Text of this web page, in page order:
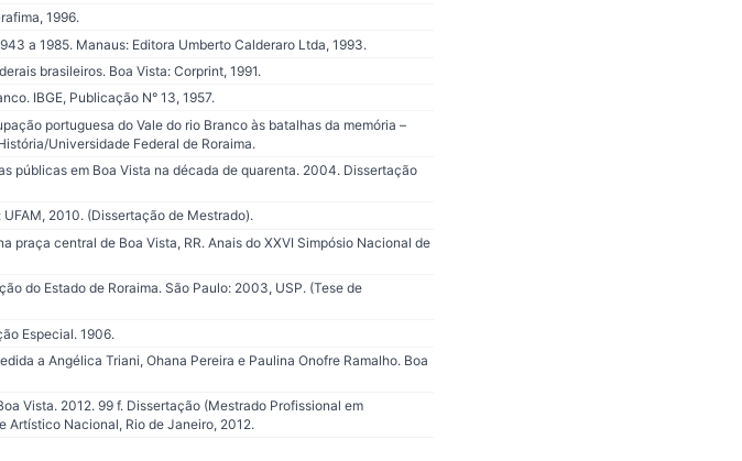
1996.
a 1985. Manaus: Editora Umberto Calderaro Ltda, 1993.
brasileiros. Boa Vista: Corprint, 1991.
IBGE, Publicação N° 13, 1957.
portuguesa do Vale do rio Branco às batalhas da memória –
Universidade Federal de Roraima.
públicas em Boa Vista na década de quarenta. 2004. Dissertação
2010. (Dissertação de Mestrado).
praça central de Boa Vista, RR. Anais do XXVI Simpósio Nacional de
do Estado de Roraima. São Paulo: 2003, USP. (Tese de
Especial. 1906.
a Angélica Triani, Ohana Pereira e Paulina Onofre Ramalho. Boa
Vista. 2012. 99 f. Dissertação (Mestrado Profissional em
Artístico Nacional, Rio de Janeiro, 2012.